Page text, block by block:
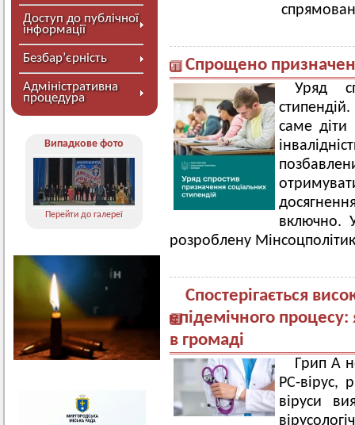
Доступ до публічної
інформації
Безбар’єрність
Адміністративна
процедура
Випадкове фото
Перейти до галереї
Спрощено
Уряд
стипендій.
саме діти
включно.
розроблену
Спостерігається
епідемічного процесу:
в громаді
Грип А
РС-вірус,
віруси